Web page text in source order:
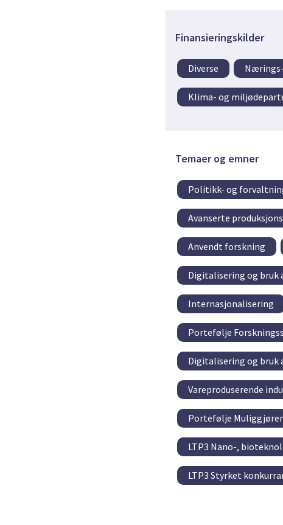
Finansieringskilder
Diverse
Klima- og
Temaer og emner
Politikk- og
Avanserte
Anvendt forskning
Digitalisering og bruk
Internasjonalisering
Portefølje
Digitalisering og bruk
Vareproduserende
Portefølje
LTP3 Nano-,
LTP3 Styrket